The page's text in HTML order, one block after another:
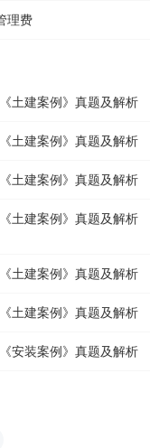
理费
土建案例》真题及解析
土建案例》真题及解析
土建案例》真题及解析
土建案例》真题及解析
土建案例》真题及解析
土建案例》真题及解析
安装案例》真题及解析